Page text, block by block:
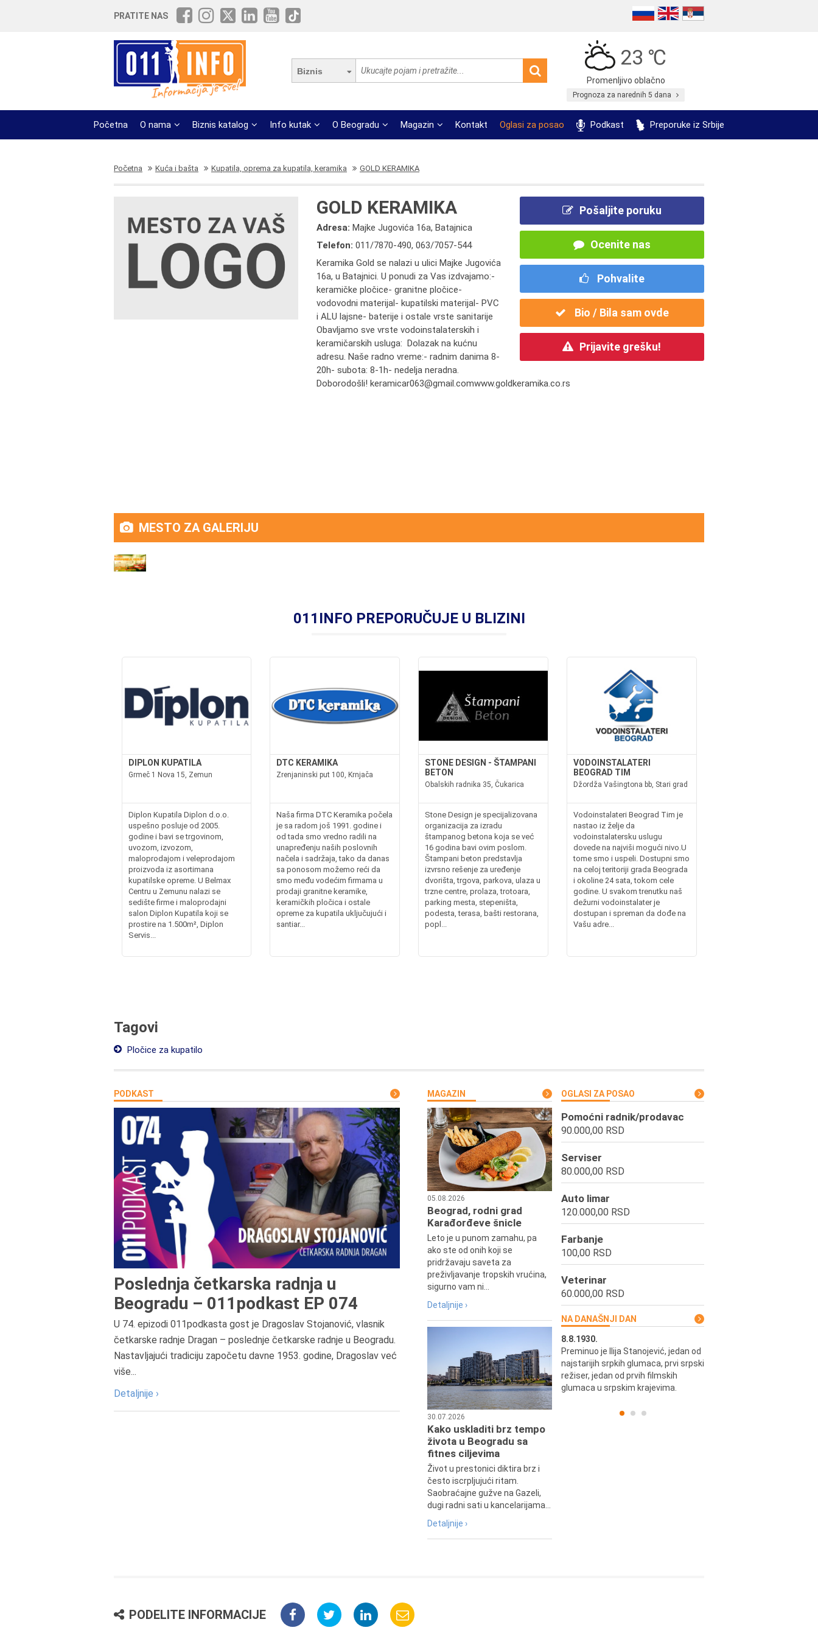
PRATITE NAS
Biznis
23 ℃
Promenljivo oblačno
Prognoza za narednih 5 dana
Početna O nama Biznis katalog Info kutak O Beogradu Magazin Kontakt Oglasi za posao Podkast Preporuke iz Srbije
Početna Kuća i bašta Kupatila, oprema za kupatila, keramika GOLD KERAMIKA
GOLD KERAMIKA
Adresa:Majke Jugovića 16a, Batajnica
Telefon:011/7870-490,063/7057-544
Keramika Gold se nalazi u ulici Majke Jugovića
16a, u Batajnici. U ponudi za Vas izdvajamo:-
keramičke pločice- granitne pločice-
vodovodni materijal- kupatilski materijal- PVC
i ALU lajsne- baterije i ostale vrste sanitarije
Obavljamo sve vrste vodoinstalaterskih i
keramičarskih usluga: Dolazak na kućnu
adresu. Naše radno vreme:- radnim danima 8-
20h- subota: 8-1h- nedelja neradna.
Doborodošli! keramicar063@gmail.comwww.goldkeramika.co.rs
Pošaljite poruku
Ocenite nas
Pohvalite
Bio / Bila sam ovde
Prijavite grešku!
MESTO ZA GALERIJU
011INFO PREPORUČUJE U BLIZINI
DIPLON KUPATILA
Grmeč 1 Nova 15, Zemun
Diplon Kupatila Diplon d.o.o.
uspešno posluje od 2005.
godine i bavi se trgovinom,
uvozom, izvozom,
maloprodajom i veleprodajom
proizvoda iz asortimana
kupatilske opreme. U Belmax
Centru u Zemunu nalazi se
sedište firme i maloprodajni
salon Diplon Kupatila koji se
prostire na 1.500m², Diplon
Servis...
DTC KERAMIKA
Zrenjaninski put 100, Krnjača
Naša firma DTC Keramika počela
je sa radom još 1991. godine i
od tada smo vredno radili na
unapređenju naših poslovnih
načela i sadržaja, tako da danas
sa ponosom možemo reći da
smo među vodećim firmama u
prodaji granitne keramike,
keramičkih pločica i ostale
opreme za kupatila uključujući i
santiar...
STONE DESIGN - ŠTAMPANI
BETON
Obalskih radnika 35, Čukarica
Stone Design je specijalizovana
organizacija za izradu
štampanog betona koja se već
16 godina bavi ovim poslom.
Štampani beton predstavlja
izvrsno rešenje za uređenje
dvorišta, trgova, parkova, ulaza u
trzne centre, prolaza, trotoara,
parking mesta, stepeništa,
podesta, terasa, bašti restorana,
popl...
VODOINSTALATERI
BEOGRAD TIM
Džordža Vašingtona bb, Stari grad
Vodoinstalateri Beograd Tim je
nastao iz želje da
vodoinstalatersku uslugu
dovede na najviši mogući nivo.U
tome smo i uspeli. Dostupni smo
na celoj teritoriji grada Beograda
i okoline 24 sata, tokom cele
godine. U svakom trenutku naš
dežurni vodoinstalater je
dostupan i spreman da dođe na
Vašu adre...
Tagovi
Pločice za kupatilo
PODKAST
Poslednja četkarska radnja u
Beogradu – 011podkast EP 074
U 74. epizodi 011podkasta gost je Dragoslav Stojanović, vlasnik
četkarske radnje Dragan – poslednje četkarske radnje u Beogradu.
Nastavljajući tradiciju započetu davne 1953. godine, Dragoslav već
više...
Detaljnije ›
MAGAZIN
05.08.2026
Beograd, rodni grad
Karađorđeve šnicle
Leto je u punom zamahu, pa
ako ste od onih koji se
pridržavaju saveta za
preživljavanje tropskih vrućina,
sigurno vam ni...
Detaljnije ›
30.07.2026
Kako uskladiti brz tempo
života u Beogradu sa
fitnes ciljevima
Život u prestonici diktira brz i
često iscrpljujući ritam.
Saobraćajne gužve na Gazeli,
dugi radni sati u kancelarijama...
Detaljnije ›
OGLASI ZA POSAO
Pomoćni radnik/prodavac
90.000,00 RSD
Serviser
80.000,00 RSD
Auto limar
120.000,00 RSD
Farbanje
100,00 RSD
Veterinar
60.000,00 RSD
NA DANAŠNJI DAN
Preminuo je Dejan Kosanović,
istoričar filma, filmski reditelj,
profesor i dekan Fakulteta dramskih
umetnosti u Beogradu.
8.8.1930.
Preminuo je Ilija Stanojević, jedan od
najstarijih srpkih glumaca, prvi srpski
režiser, jedan od prvih filmskih
glumaca u srpskim krajevima.
PODELITE INFORMACIJE